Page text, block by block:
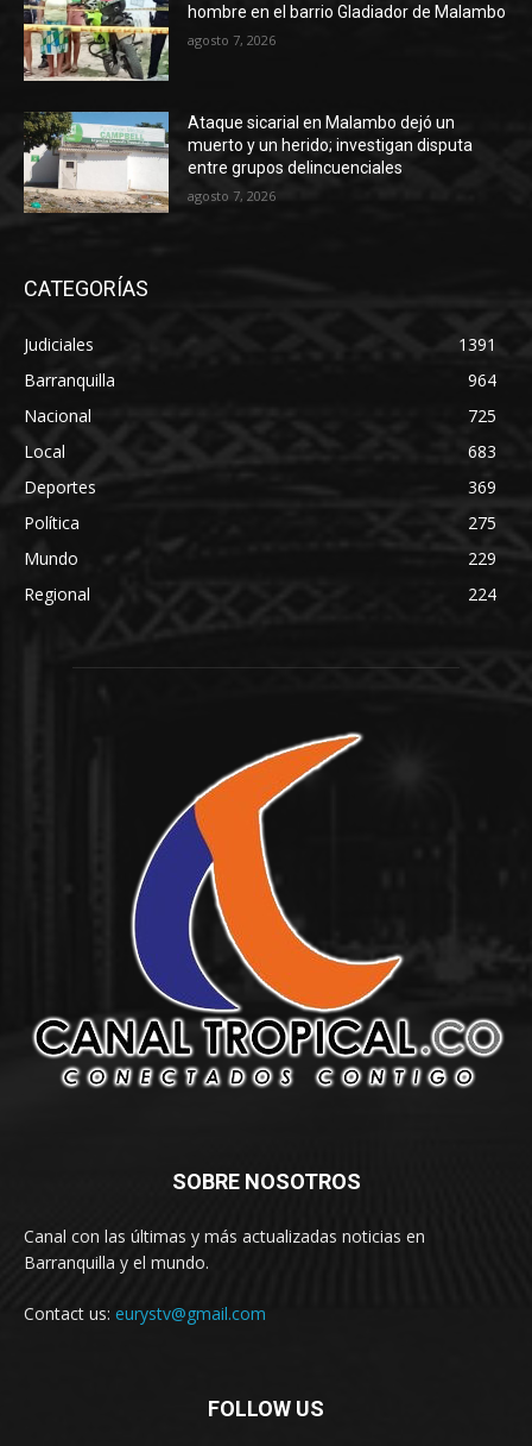
hombre en el barrio Gladiador de Malambo
agosto 7, 2026
Ataque sicarial en Malambo dejó un
muerto y un herido; investigan disputa
entre grupos delincuenciales
agosto 7, 2026
CATEGORÍAS
Judiciales
1391
Barranquilla
964
Nacional
725
Local
683
Deportes
369
Política
275
Mundo
229
Regional
224
SOBRE NOSOTROS
Canal con las últimas y más actualizadas noticias en
Barranquilla y el mundo.
Contact us: eurystv@gmail.com
FOLLOW US